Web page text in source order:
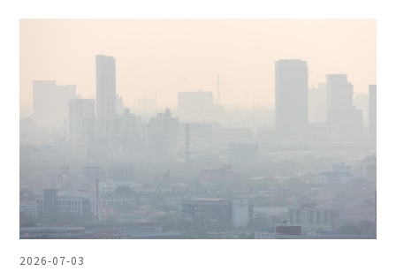
2026-07-03